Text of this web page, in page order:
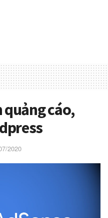
quảng cáo,
2020